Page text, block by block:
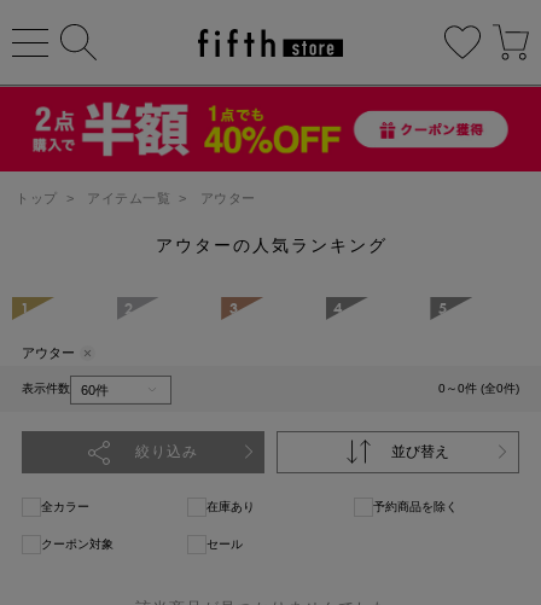
トップ > アイテム一覧 > アウター
アウターの人気ランキング
1 2 3 4 5
アウター
表示件数 0～0件 (全0件)
絞り込み 並び替え
全カラー 在庫あり 予約商品を除く
クーポン対象 セール